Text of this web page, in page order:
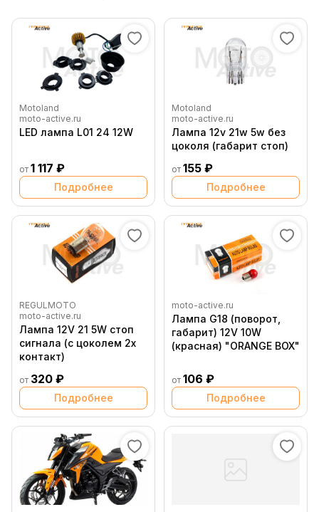
Motoland
moto-active.ru
LED лампа L01 24 12W
от 1 117 ₽
Подробнее
Motoland
moto-active.ru
Лампа 12v 21w 5w без
цоколя (габарит стоп)
от 155 ₽
Подробнее
REGULMOTO
moto-active.ru
Лампа 12V 21 5W стоп
сигнала (с цоколем 2х
контакт)
от 320 ₽
Подробнее
moto-active.ru
Лампа G18 (поворот,
габарит) 12V 10W
(красная) "ORANGE BOX"
от 106 ₽
Подробнее